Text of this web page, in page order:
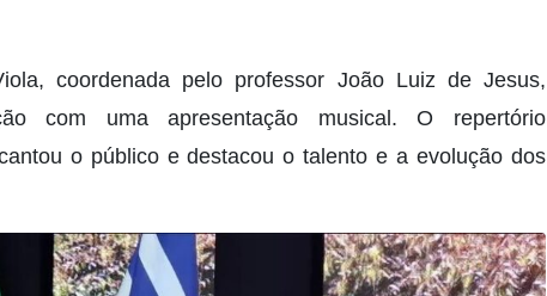
coordenada pelo professor João Luiz de Jesus,
com uma apresentação musical. O repertório
o público e destacou o talento e a evolução dos